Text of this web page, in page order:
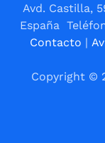
Avd. Castilla,
España
Contacto |
Copyright ©